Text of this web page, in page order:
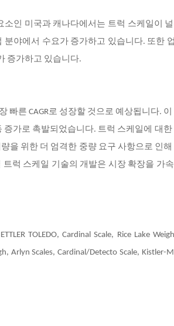
인 미국과 캐나다에서는 트럭 스케일이 널
야에서 수요가 증가하고 있습니다. 또한
증가하고 있습니다.
빠른 CAGR로 성장할 것으로 예상됩니다.
가로 촉발되었습니다. 트럭 스케일에 대한
을 위한 더 엄격한 중량 요구 사항으로 인해
럭 스케일 기술의 개발은 시장 확장을 가속
TOLEDO, Cardinal Scale, Rice Lake
Arlyn Scales, Cardinal/Detecto Scale, Kistler-